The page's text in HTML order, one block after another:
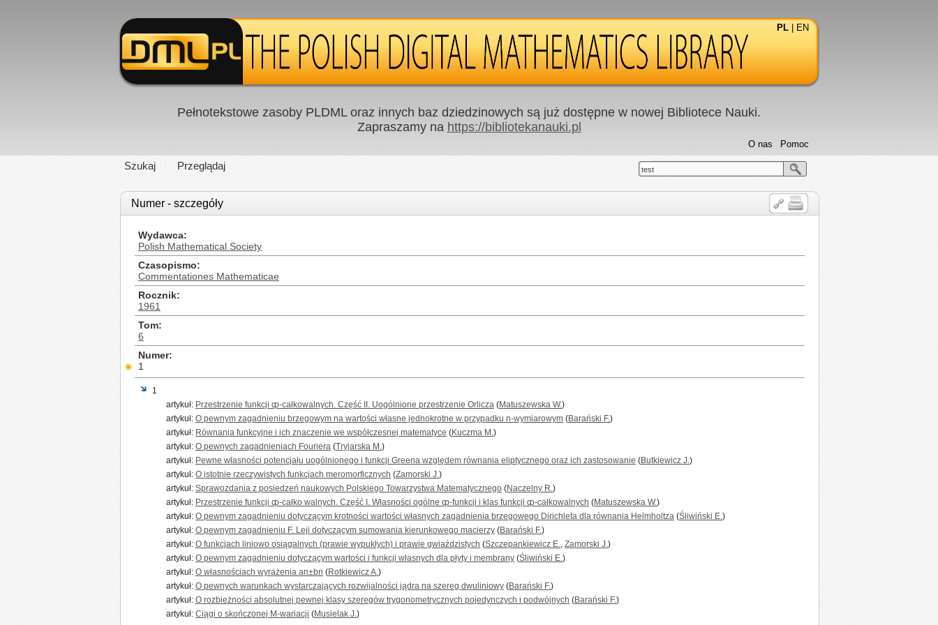
PL EN
Pełnotekstowe zasoby PLDML oraz innych baz dziedzinowych są już dostępne w nowej Bibliotece Nauki.
Zapraszamy na https://bibliotekanauki.pl
Szukaj Przeglądaj
Pomoc
O nas
test
Numer - szczegóły
Wydawca
Polish Mathematical Society
Czasopismo
Commentationes Mathematicae
Rocznik
1961
Tom
6
Numer
1
1
artykuł: Przestrzenie funkcji ȹ-całkowalnych. Część II. Uogólnione przestrzenie Orlicza (Matuszewska W.)
artykuł: O pewnym zagadnieniu brzegowym na wartości własne jednokrotne w przypadku n-wymiarowym (Barański F.)
artykuł: Równania funkcyjne i ich znaczenie we współczesnej matematyce (Kuczma M.)
artykuł: O pewnych zagadnieniach Fouriera (Tryjarska M.)
artykuł: Pewne własności potencjału uogólnionego i funkcji Greena względem równania eliptycznego oraz ich zastosowanie (Butkiewicz J.)
artykuł: O istotnie rzeczywistych funkcjach meromorficznych (Zamorski J.)
artykuł: Sprawozdania z posiedzeń naukowych Polskiego Towarzystwa Matematycznego (Naczelny R.)
artykuł: Przestrzenie funkcji ȹ-całko walnych. Część I. Własności ogólne ȹ-funkcji i klas funkcji ȹ-całkowalnych (Matuszewska W.)
artykuł: O pewnym zagadnieniu dotyczącym krotności wartości własnych zagadnienia brzegowego Dirichleta dla równania Helmholtza (Śliwiński E.)
artykuł: O pewnym zagadnieniu F. Leji dotyczącym sumowania kierunkowego macierzy (Barański F.)
artykuł: O funkcjach liniowo osiągalnych (prawie wypukłych) i prawie gwiaździstych (Szczepankiewicz E., Zamorski J.)
artykuł: O pewnym zagadnieniu dotyczącym wartości i funkcji własnych dla płyty i membrany (Śliwiński E.)
artykuł: O własnościach wyrażenia ап±bп (Rotkiewicz A.)
artykuł: O pewnych warunkach wystarczających rozwijalności jądra na szereg dwuliniowy (Barański F.)
artykuł: O rozbieżności absolutnej pewnej klasy szeregów trygonometrycznych pojedynczych i podwójnych (Barański F.)
artykuł: Ciągi o skończonej M-wariacji (Musielak J.)